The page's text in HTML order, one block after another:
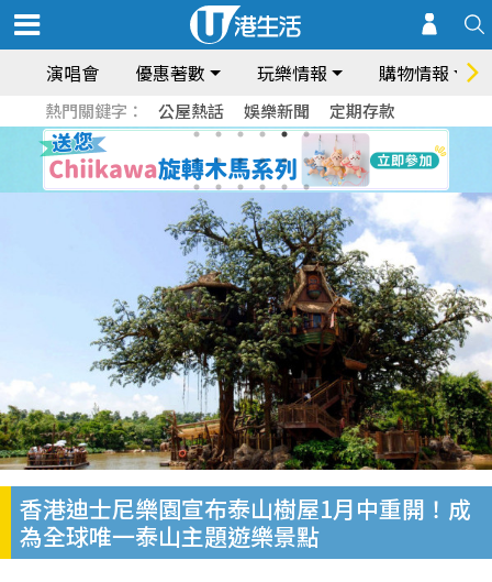
演唱會 優惠著數 玩樂情報 購物情報
熱門關鍵字： 公屋熱話 娛樂新聞 定期存款
香港迪士尼樂園宣布泰山樹屋1月中重開！成
為全球唯一泰山主題遊樂景點